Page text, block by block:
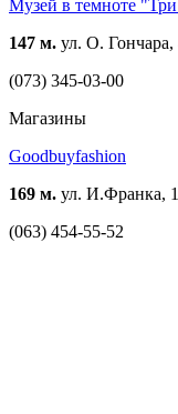
Музей в темноте
147 м. ул. О.
(073) 345-03-00
Магазины
Goodbuyfashion
169 м. ул. И.Франка,
(063) 454-55-52